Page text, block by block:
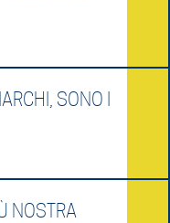
SONO I
NOSTRA